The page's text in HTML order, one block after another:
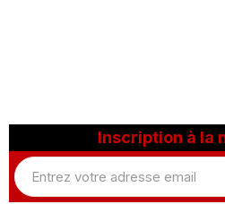
Inscription à la